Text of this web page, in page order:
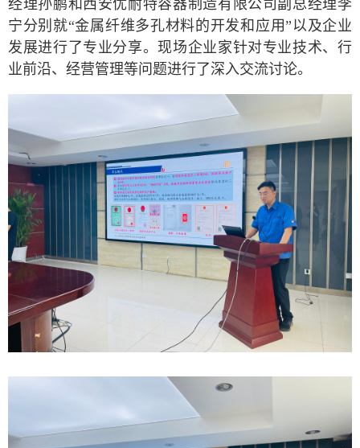
经理孙鹏和西安优耐特容器制造有限公司副总经理李
宁分别就“金属纤维多孔材料的开发和应用”以及企业
发展进行了专业分享。现场企业家针对专业技术、行
业前沿、经营管理等问题进行了深入交流讨论。